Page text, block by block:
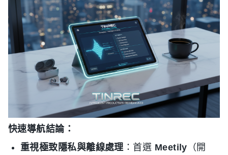
快速導航結論：
重視極致隱私與離線處理 ：首選 Meetily （開